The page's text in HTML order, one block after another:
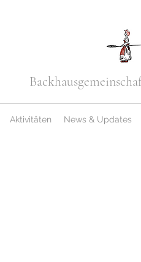
Aktivitäten News & Updates